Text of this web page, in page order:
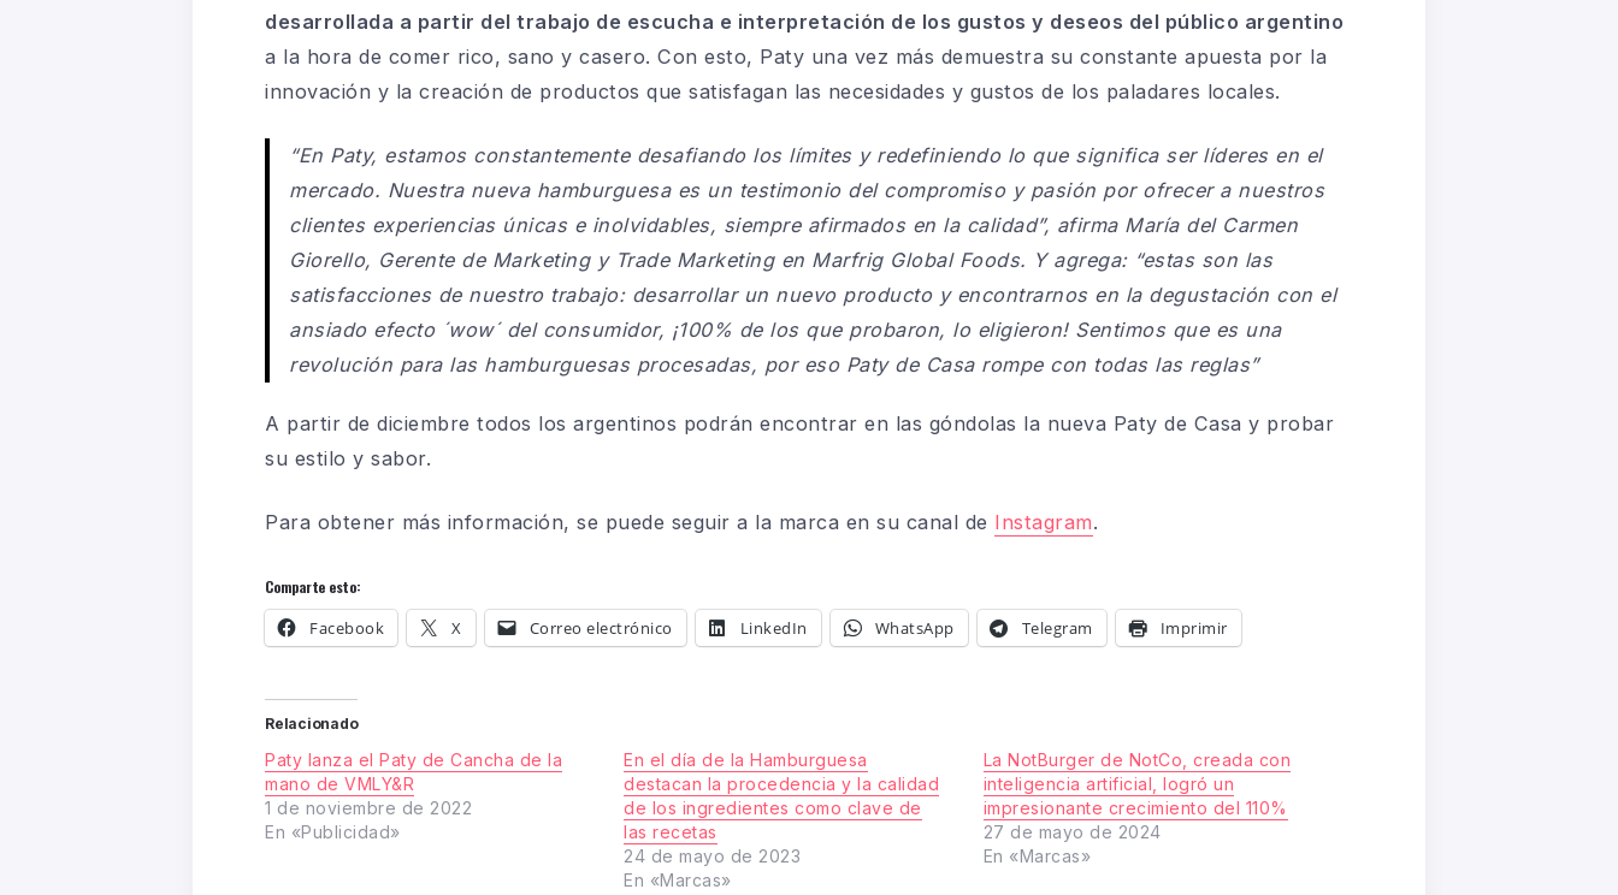
desarrollada a partir del trabajo de escucha e interpretación de los gustos y deseos del público argentino
a la hora de comer rico, sano y casero. Con esto, Paty una vez más demuestra su constante apuesta por la
innovación y la creación de productos que satisfagan las necesidades y gustos de los paladares locales.
“En Paty, estamos constantemente desafiando los límites y redefiniendo lo que significa ser líderes en el
mercado. Nuestra nueva hamburguesa es un testimonio del compromiso y pasión por ofrecer a nuestros
clientes experiencias únicas e inolvidables, siempre afirmados en la calidad”, afirma María del Carmen
Giorello, Gerente de Marketing y Trade Marketing en Marfrig Global Foods. Y agrega: “estas son las
satisfacciones de nuestro trabajo: desarrollar un nuevo producto y encontrarnos en la degustación con el
ansiado efecto ´wow´ del consumidor, ¡100% de los que probaron, lo eligieron! Sentimos que es una
revolución para las hamburguesas procesadas, por eso Paty de Casa rompe con todas las reglas”
A partir de diciembre todos los argentinos podrán encontrar en las góndolas la nueva Paty de Casa y probar
su estilo y sabor.
Para obtener más información, se puede seguir a la marca en su canal de Instagram.
Comparte esto:
Facebook X Correo electrónico LinkedIn WhatsApp Telegram Imprimir
Relacionado
Paty lanza el Paty de Cancha de la
mano de VMLY&R
1 de noviembre de 2022
En «Publicidad»
En el día de la Hamburguesa
destacan la procedencia y la calidad
de los ingredientes como clave de
las recetas
24 de mayo de 2023
En «Marcas»
La NotBurger de NotCo, creada con
inteligencia artificial, logró un
impresionante crecimiento del 110%
27 de mayo de 2024
En «Marcas»